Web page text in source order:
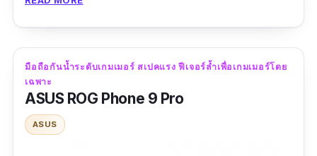
และฟีเจอร์ใหม่ทันที
remove_circle
ยังไม่มีจำหน่ายทางการในไทย ณ ตอนนี้
remove_circleตัวเครื่องใหญ่ อาจไม่ถนัดมือคนที่ชอบมือถือเล็กบาง
Google Pixel 9 Pro XL คือโทรศัพท์มือถือกันน้ำที่
ผสมผสาน AI อัจฉริยะจาก Google เข้ากับ
มือถือกันน้ำระดับเกมเมอร์ สเปคแรง ฟีเจอร์ล้ำเพื่อเกมเมอร์โดย
เฉพาะ
ASUS ROG Phone 9 Pro
ASUS